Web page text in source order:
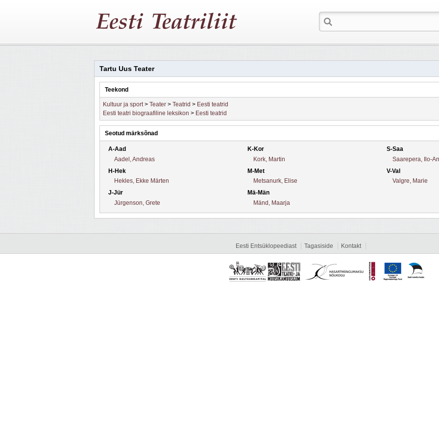
Tartu Uus Teater
Teekond
Kultuur ja sport> Teater > Teatrid > Eesti teatrid
Eesti teatri biograafiline leksikon > Eesti teatrid
Seotud märksõnad
A-Aad
Aadel, Andreas
H-Hek
Hekles, Ekke Märten
J-Jür
Jürgenson, Grete
K-Kor
Kork, Martin
M-Met
Metsanurk, Elise
Mä-Män
Mänd, Maarja
S-Saa
Saarepera, Ilo-
V-Val
Valgre, Marie
Eesti Entsüklopeediast Tagasiside Kontakt